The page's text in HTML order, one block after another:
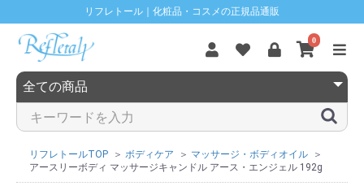
リフレトール｜化粧品・コスメの正規品通販
0
リフレトールTOP ボディケア
マッサージ・ボディオイル
アースリーボディ マッサージキャンドル アース・エンジェル 192g